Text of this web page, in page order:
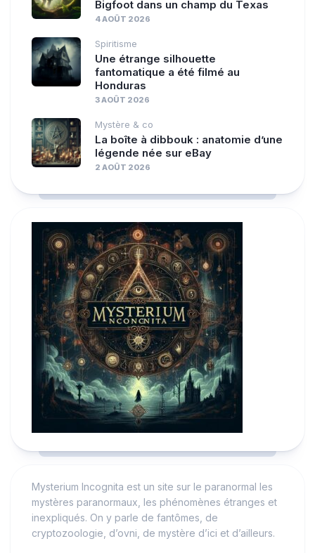
Bigfoot dans un champ du Texas
4 AOÛT 2026
Spiritisme
Une étrange silhouette
fantomatique a été filmé au
Honduras
3 AOÛT 2026
Mystère & co
La boîte à dibbouk : anatomie d’une
légende née sur eBay
2 AOÛT 2026
Mysterium Incognita est un site sur le paranormal les
mystères paranormaux, les phénomènes étranges et
inexpliqués. On y parle de fantômes, de
cryptozoologie, d’ovni, de mystère d’ici et d’ailleurs.